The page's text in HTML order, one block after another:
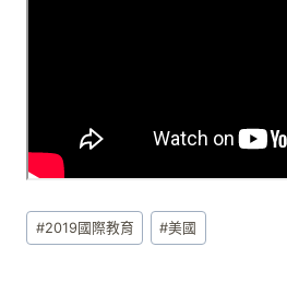
Post
Tags:
#2019國際教育 #美國